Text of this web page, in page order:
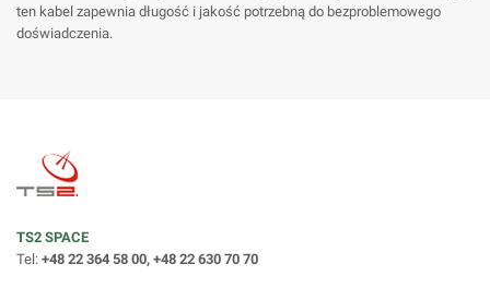
ten kabel zapewnia długość i jakość potrzebną do bezproblemowego
doświadczenia.
TS2 SPACE
Tel: +48 22 364 58 00, +48 22 630 70 70